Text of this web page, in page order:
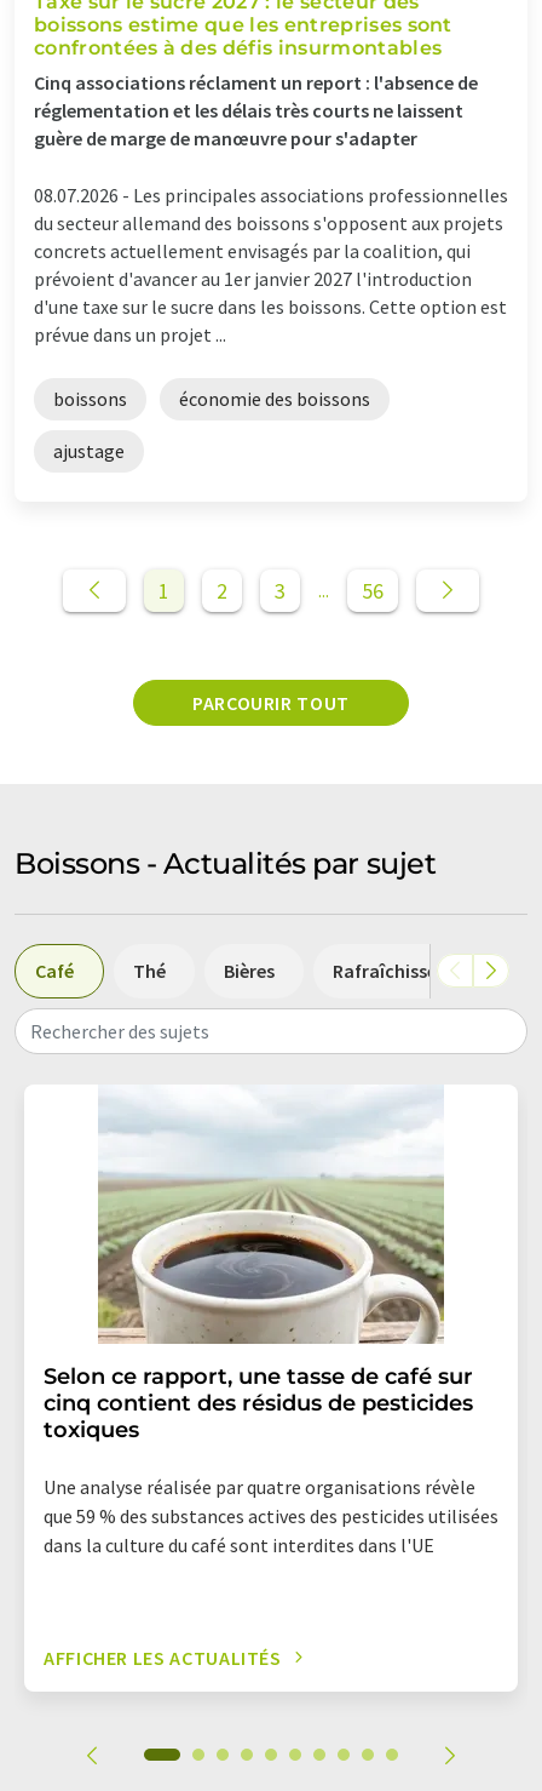
boissons estime que les entreprises sont
confrontées à des défis insurmontables
Cinq associations réclament un report : l'absence de
réglementation et les délais très courts ne laissent
guère de marge de manœuvre pour s'adapter
08.07.2026 - Les principales associations professionnelles
du secteur allemand des boissons s'opposent aux projets
concrets actuellement envisagés par la coalition, qui
prévoient d'avancer au 1er janvier 2027 l'introduction
d'une taxe sur le sucre dans les boissons. Cette option est
prévue dans un projet ...
boissons économie des boissons
ajustage
1 2 3 ... 56
PARCOURIR TOUT
Boissons - Actualités par sujet
Café Thé Bières Rafraîchissements
Rechercher des sujets
Selon ce rapport, une tasse de café sur
cinq contient des résidus de pesticides
toxiques
Une analyse réalisée par quatre organisations révèle
que 59 % des substances actives des pesticides utilisées
dans la culture du café sont interdites dans l'UE
AFFICHER LES ACTUALITÉS